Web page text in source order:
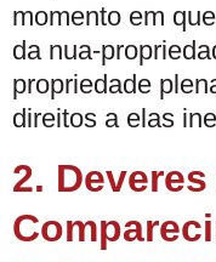
momento em
da nua-
propriedade
direitos a elas
2.